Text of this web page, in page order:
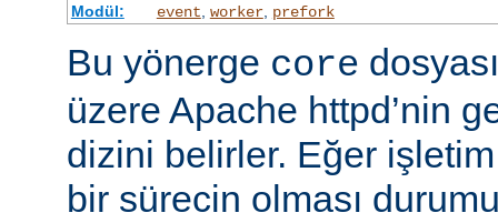
Modül: event worker, prefork
Bu yönerge core
üzere Apache httpd’nin
dizini belirler. Eğer
bir sürecin olması